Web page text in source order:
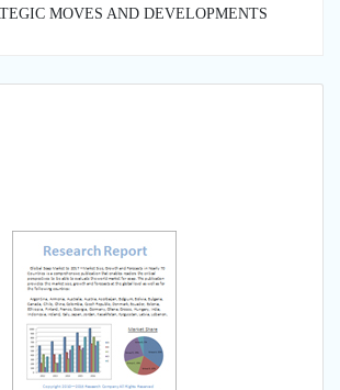
MOVES AND DEVELOPMENTS